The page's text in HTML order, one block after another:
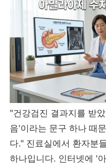
"건강검진 결과지를 받
음'이라는 문구 하나 때
다." 진료실에서 환자분
하나입니다. 인터넷에 '